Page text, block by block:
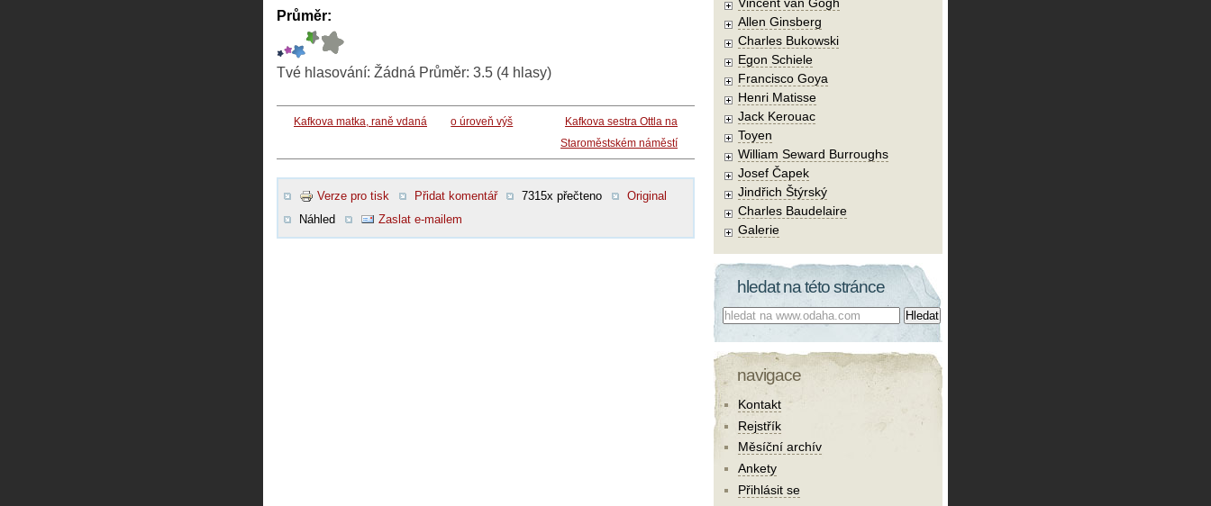
Průměr:
Tvé hlasování: Žádná Průměr: 3.5 (4 hlasy)
Kafkova matka, raně vdaná o úroveň výš
Kafkova sestra Ottla na
Staroměstském náměstí
Verze pro tisk Přidat komentář 7315x přečteno
Original
Náhled
Zaslat e-mailem
Allen Ginsberg
Charles Bukowski
Egon Schiele
Francisco Goya
Henri Matisse
Jack Kerouac
Toyen
William Seward Burroughs
Josef Čapek
Jindřich Štýrský
Charles Baudelaire
Galerie
hledat na této stránce
Co hledat:
navigace
Kontakt
Rejstřík
Měsíční archív
Ankety
Přihlásit se